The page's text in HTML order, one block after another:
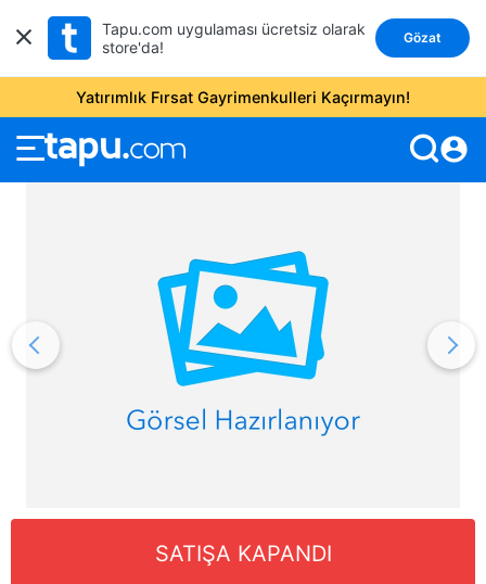
Tapu.com uygulaması ücretsiz olarak
store'da!
Gözat
Yatırımlık Fırsat Gayrimenkulleri Kaçırmayın!
account_circle
SATIŞA KAPANDI